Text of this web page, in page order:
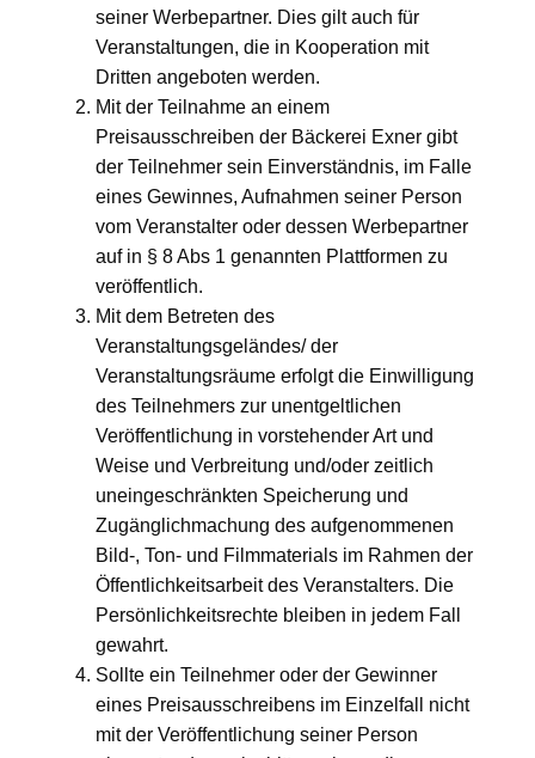
seiner Werbepartner. Dies gilt auch für
Veranstaltungen, die in Kooperation mit
Dritten angeboten werden.
Mit der Teilnahme an einem
Preisausschreiben der Bäckerei Exner gibt
der Teilnehmer sein Einverständnis, im Falle
eines Gewinnes, Aufnahmen seiner Person
vom Veranstalter oder dessen Werbepartner
auf in § 8 Abs 1 genannten Plattformen zu
veröffentlich.
Mit dem Betreten des
Veranstaltungsgeländes/ der
Veranstaltungsräume erfolgt die Einwilligung
des Teilnehmers zur unentgeltlichen
Veröffentlichung in vorstehender Art und
Weise und Verbreitung und/oder zeitlich
uneingeschränkten Speicherung und
Zugänglichmachung des aufgenommenen
Bild-, Ton- und Filmmaterials im Rahmen der
Öffentlichkeitsarbeit des Veranstalters. Die
Persönlichkeitsrechte bleiben in jedem Fall
gewahrt.
Sollte ein Teilnehmer oder der Gewinner
eines Preisausschreibens im Einzelfall nicht
mit der Veröffentlichung seiner Person